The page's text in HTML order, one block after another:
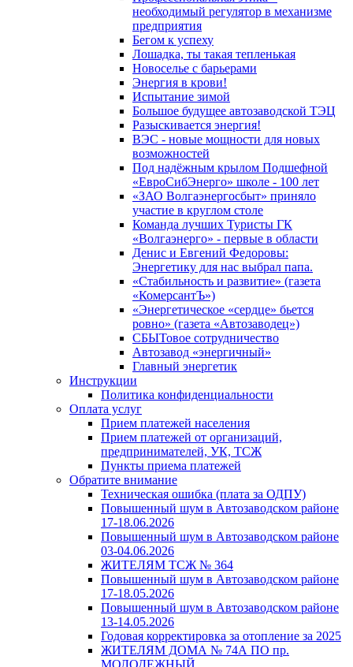
необходимый регулятор в механизме
предприятия
Бегом к успеху
Лошадка, ты такая тепленькая
Новоселье с барьерами
Энергия в крови!
Испытание зимой
Большое будущее автозаводской ТЭЦ
Разыскивается энергия!
ВЭС - новые мощности для новых
возможностей
Под надёжным крылом Подшефной
«ЕвроСибЭнерго» школе - 100 лет
«ЗАО Волгаэнергосбыт» приняло
участие в круглом столе
Команда лучших Туристы ГК
«Волгаэнерго» - первые в области
Денис и Евгений Федоровы:
Энергетику для нас выбрал папа.
«Стабильность и развитие» (газета
«КомерсантЪ»)
«Энергетическое «сердце» бьется
ровно» (газета «Автозаводец»)
СБЫТовое сотрудничество
Автозавод «энергичный»
Главный энергетик
Инструкции
Политика конфиденциальности
Оплата услуг
Прием платежей населения
Прием платежей от организаций,
предпринимателей, УК, ТСЖ
Пункты приема платежей
Обратите внимание
Техническая ошибка (плата за ОДПУ)
Повышенный шум в Автозаводском районе
17-18.06.2026
Повышенный шум в Автозаводском районе
03-04.06.2026
ЖИТЕЛЯМ ТСЖ № 364
Повышенный шум в Автозаводском районе
17-18.05.2026
Повышенный шум в Автозаводском районе
13-14.05.2026
Годовая корректировка за отопление за 2025
ЖИТЕЛЯМ ДОМА № 74А ПО пр.